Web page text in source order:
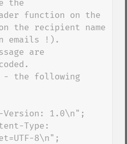
the
function on the
the recipient name
emails !).
are
the following
Version: 1.0\n";
Type:
8\n";